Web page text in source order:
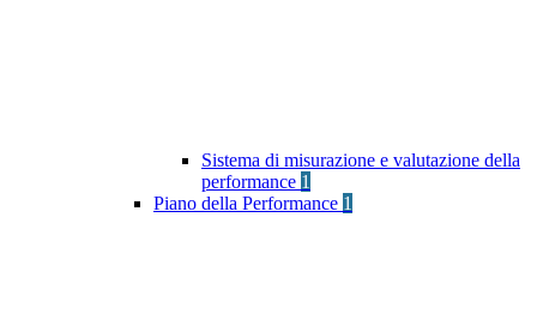
Sistema di misurazione e valutazione della
performance 1
Piano della Performance 1